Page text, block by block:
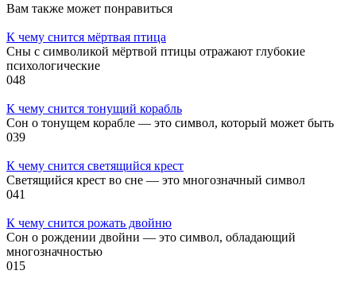
Вам также может понравиться
К чему снится мёртвая птица
Сны с символикой мёртвой птицы отражают глубокие
психологические
048
К чему снится тонущий корабль
Сон о тонущем корабле — это символ, который может быть
039
К чему снится светящийся крест
Светящийся крест во сне — это многозначный символ
041
К чему снится рожать двойню
Сон о рождении двойни — это символ, обладающий
многозначностью
015